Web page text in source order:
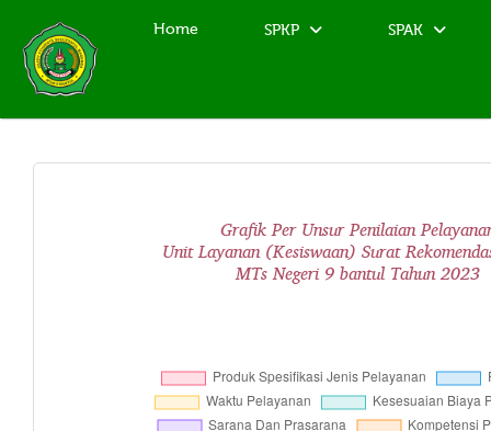
Home SPKP SPAK
Grafik Per Unsur Penilaian
Unit Layanan (Kesiswaan) Surat
MTs Negeri 9 bantul Tahun 2023